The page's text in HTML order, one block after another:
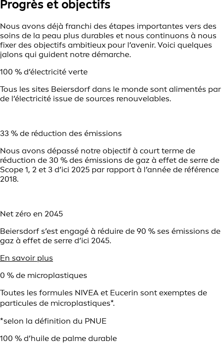
Progrès et objectifs
Nous avons déjà franchi des étapes importantes vers des
soins de la peau plus durables et nous continuons à nous
fixer des objectifs ambitieux pour l’avenir. Voici quelques
jalons qui guident notre démarche.
100 % d’électricité verte
Tous les sites Beiersdorf dans le monde sont alimentés par
de l’électricité issue de sources renouvelables.
33 % de réduction des émissions
Nous avons dépassé notre objectif à court terme de
réduction de 30 % des émissions de gaz à effet de serre de
Scope 1, 2 et 3 d’ici 2025 par rapport à l’année de référence
2018.
Net zéro en 2045
Beiersdorf s’est engagé à réduire de 90 % ses émissions de
gaz à effet de serre d’ici 2045.
En savoir plus
0 % de microplastiques
Toutes les formules NIVEA et Eucerin sont exemptes de
particules de microplastiques*.
*selon la définition du PNUE
100 % d’huile de palme durable